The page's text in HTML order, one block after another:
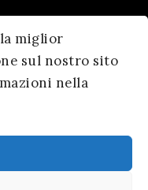
miglior
sul nostro sito
nella